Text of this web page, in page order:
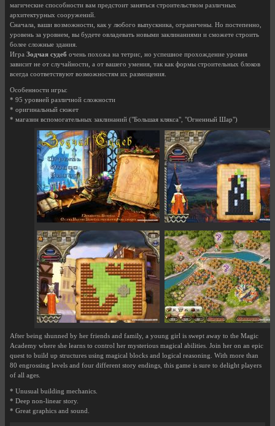
магические способности вам предстоит заняться строительством различных
архитектурных сооружений.
Сначала, ваши возможности, как у любого выпускника, ограничены. Но постепенно,
уровень за уровнем, вы будете овладевать новыми заклинаниями и сможете строить
более сложные здания.
Игра Зодчая судеб очень похожа на тетрис, но успешное прохождение уровня
зависит не от случайности, а от вашего умения, так как формы строительных блоков
всегда соответствуют возможностям их размещения.
Особенности игры:
* 95 уровней различной сложности
* оригинальный сюжет
* магазин вспомогательных заклинаний ("Большая клякса", "Огненный Шар")
After being shunned by her friends and family, a young girl is swept away to the Magic
Academy where she learns to control her mysterious magical abilities. Join her on an epic
quest to build up structures using magical blocks and logical reasoning. With more than
80 engrossing levels and four different story endings, this game is sure to delight players
of all ages.
* Unusual building mechanics.
* Deep non-linear story.
* Great graphics and sound.